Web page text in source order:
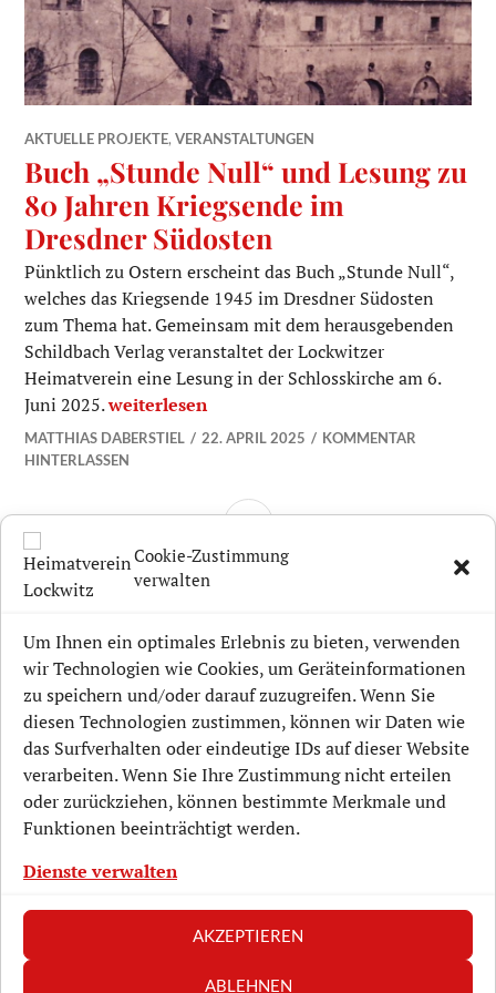
Cookie-Zustimmung
verwalten
Um Ihnen ein optimales Erlebnis zu bieten, verwenden
wir Technologien wie Cookies, um Geräteinformationen
zu speichern und/oder darauf zuzugreifen. Wenn Sie
diesen Technologien zustimmen, können wir Daten wie
das Surfverhalten oder eindeutige IDs auf dieser Website
verarbeiten. Wenn Sie Ihre Zustimmung nicht erteilen
oder zurückziehen, können bestimmte Merkmale und
Funktionen beeinträchtigt werden.
Dienste verwalten
AKZEPTIEREN
ABLEHNEN
AKTUELLE PROJEKTE,VERANSTALTUNGEN
Buch „Stunde Null“ und Lesung zu
80 Jahren Kriegsende im
Dresdner Südosten
Pünktlich zu Ostern erscheint das Buch „Stunde Null“,
welches das Kriegsende 1945 im Dresdner Südosten
zum Thema hat. Gemeinsam mit dem herausgebenden
Schildbach Verlag veranstaltet der Lockwitzer
Heimatverein eine Lesung in der Schlosskirche am 6.
Juni 2025.Buch „Stunde Null“ und Lesung zu 80
weiterlesen
MATTHIAS DABERSTIEL 22. APRIL 2025
KOMMENTAR
HINTERLASSEN
SEITENLEISTE
Aktuelle Projekte
Lockwitz-Geschichte
Mitmachen
Unterstützen
Veranstaltungen
Verein